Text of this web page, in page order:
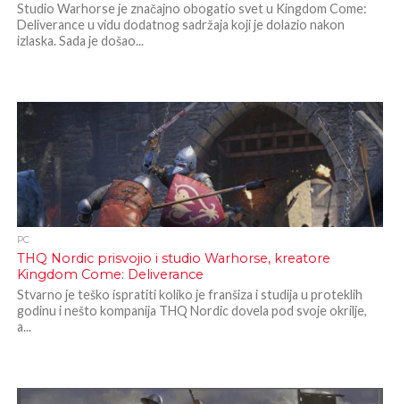
Studio Warhorse je značajno obogatio svet u Kingdom Come:
Deliverance u vidu dodatnog sadržaja koji je dolazio nakon
izlaska. Sada je došao...
PC
THQ Nordic prisvojio i studio Warhorse, kreatore
Kingdom Come: Deliverance
Stvarno je teško ispratiti koliko je franšiza i studija u proteklih
godinu i nešto kompanija THQ Nordic dovela pod svoje okrilje,
a...